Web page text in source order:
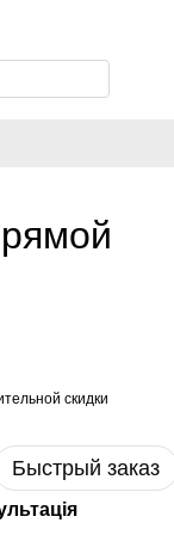
скидки
Быстрый заказ